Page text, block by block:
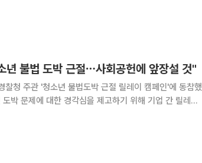
전 주무관과) 홍보
년 불법 도박 근절⋯사회공헌에 앞장설 것"
청 주관 '청소년 불법도박 근절 릴레이 캠페인'에 동참했
도박, 절대 이길 수